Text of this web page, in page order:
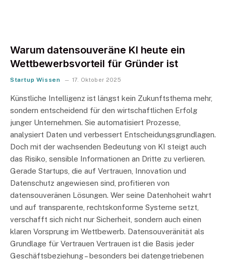
Warum datensouveräne KI heute ein
Wettbewerbsvorteil für Gründer ist
Startup Wissen 17. Oktober 2025
Künstliche Intelligenz ist längst kein Zukunftsthema mehr,
sondern entscheidend für den wirtschaftlichen Erfolg
junger Unternehmen. Sie automatisiert Prozesse,
analysiert Daten und verbessert Entscheidungsgrundlagen.
Doch mit der wachsenden Bedeutung von KI steigt auch
das Risiko, sensible Informationen an Dritte zu verlieren.
Gerade Startups, die auf Vertrauen, Innovation und
Datenschutz angewiesen sind, profitieren von
datensouveränen Lösungen. Wer seine Datenhoheit wahrt
und auf transparente, rechtskonforme Systeme setzt,
verschafft sich nicht nur Sicherheit, sondern auch einen
klaren Vorsprung im Wettbewerb. Datensouveränität als
Grundlage für Vertrauen Vertrauen ist die Basis jeder
Geschäftsbeziehung – besonders bei datengetriebenen